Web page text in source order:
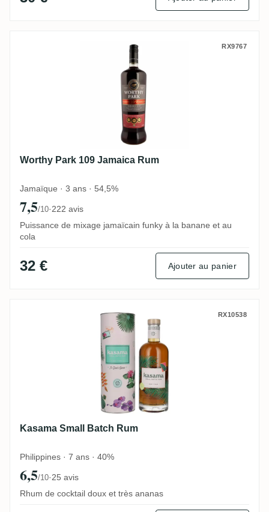
Worthy Park 109 Jamaica Rum RX9767
Worthy Park 109 Jamaica Rum
Jamaïque · 3 ans · 54,5%
7,5/10·222 avis
Puissance de mixage jamaïcain funky à la banane et au
cola
32 € Ajouter au panier
Kasama Small Batch Rum RX10538
Kasama Small Batch Rum
Philippines · 7 ans · 40%
6,5/10·25 avis
Rhum de cocktail doux et très ananas